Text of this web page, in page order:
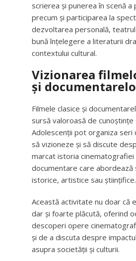
scrierea și punerea în scenă a
precum și participarea la
dezvoltarea personală,
bună înțelegere a literaturii
contextului cultural.
Vizionarea
și
Filmele clasice și
sursă valoroasă de cunoștințe
Adolescenții pot organiza seri
să vizioneze și să discute
marcat istoria
documentare care abordează
istorice, artistice sau științifice.
Această activitate nu doar că
dar și foarte plăcută, oferind
descoperi opere
și de a discuta despre
asupra societății și culturii.